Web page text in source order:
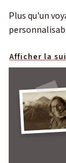
Plus qu'un
Afficher